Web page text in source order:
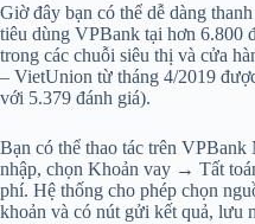
Giờ đây bạn có thể dễ dàng
tiêu dùng VPBank tại hơn 6.800
trong các chuỗi siêu thị và cửa
– VietUnion từ tháng 4/2019
với 5.379 đánh giá).
Bạn có thể thao tác trên
nhập, chọn Khoản vay → Tất
phí. Hệ thống cho phép chọn
khoản và có nút gửi kết quả, lưu